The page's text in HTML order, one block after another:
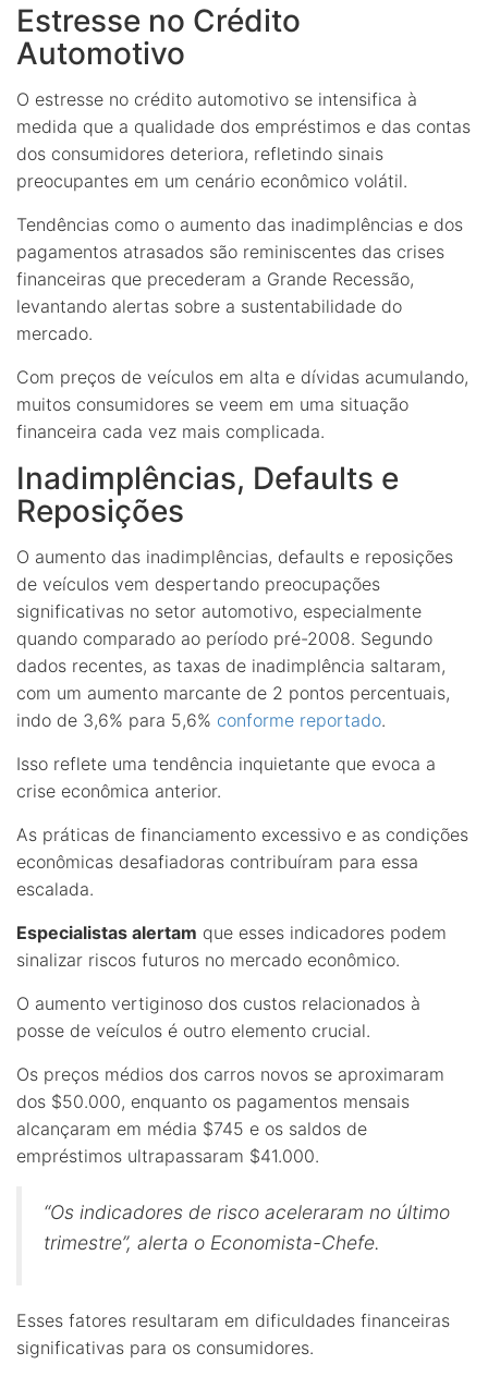
Estresse no Crédito
Automotivo
O estresse no crédito automotivo se intensifica à
medida que a qualidade dos empréstimos e das contas
dos consumidores deteriora, refletindo sinais
preocupantes em um cenário econômico volátil.
Tendências como o aumento das inadimplências e dos
pagamentos atrasados são reminiscentes das crises
financeiras que precederam a Grande Recessão,
levantando alertas sobre a sustentabilidade do
mercado.
Com preços de veículos em alta e dívidas acumulando,
muitos consumidores se veem em uma situação
financeira cada vez mais complicada.
Inadimplências, Defaults e
Reposições
O aumento das inadimplências, defaults e reposições
de veículos vem despertando preocupações
significativas no setor automotivo, especialmente
quando comparado ao período pré-2008. Segundo
dados recentes, as taxas de inadimplência saltaram,
com um aumento marcante de 2 pontos percentuais,
indo de 3,6% para 5,6% conforme reportado.
Isso reflete uma tendência inquietante que evoca a
crise econômica anterior.
As práticas de financiamento excessivo e as condições
econômicas desafiadoras contribuíram para essa
escalada.
Especialistas alertam que esses indicadores podem
sinalizar riscos futuros no mercado econômico.
O aumento vertiginoso dos custos relacionados à
posse de veículos é outro elemento crucial.
Os preços médios dos carros novos se aproximaram
dos $50.000, enquanto os pagamentos mensais
alcançaram em média $745 e os saldos de
empréstimos ultrapassaram $41.000.
“Os indicadores de risco aceleraram no último
trimestre”, alerta o Economista-Chefe.
Esses fatores resultaram em dificuldades financeiras
significativas para os consumidores.